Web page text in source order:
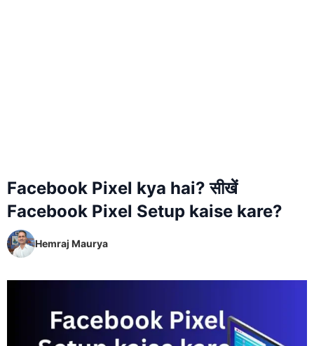
Facebook Pixel kya hai? सीखें
Facebook Pixel Setup kaise kare?
Hemraj Maurya